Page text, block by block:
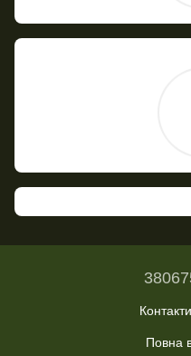
Повна